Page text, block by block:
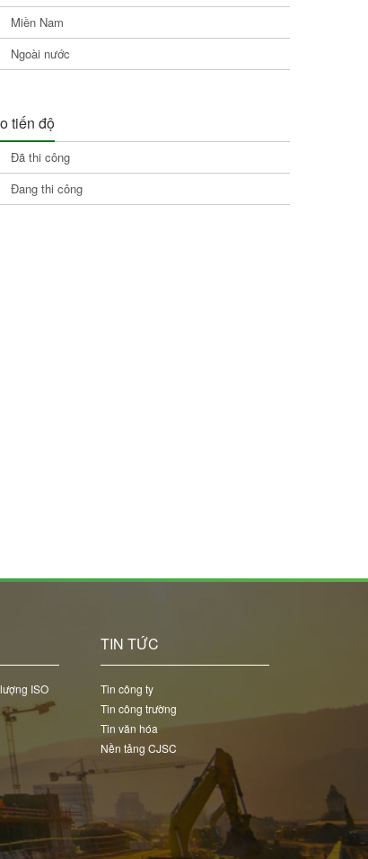
Miền Nam
Ngoài nước
tiến độ
Đã thi công
Đang thi công
ISO
TIN TỨC
Tin công ty
Tin công trường
Tin văn hóa
Nền tảng CJSC